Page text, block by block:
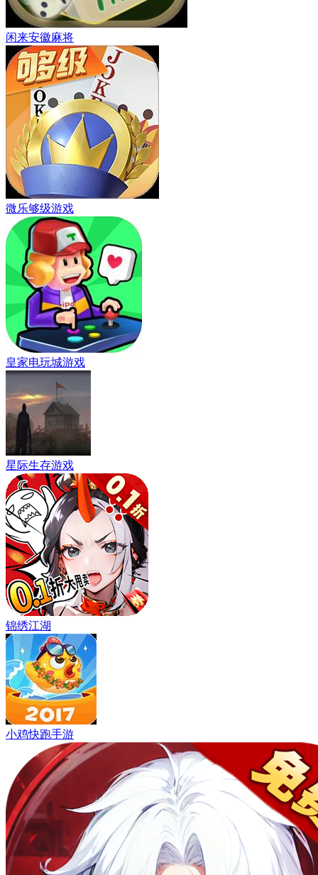
闲来安徽麻将
微乐够级游戏
皇家电玩城游戏
星际生存游戏
锦绣江湖
小鸡快跑手游